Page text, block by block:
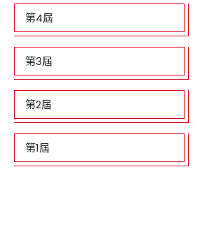
第4屆
第3屆
第2屆
第1屆